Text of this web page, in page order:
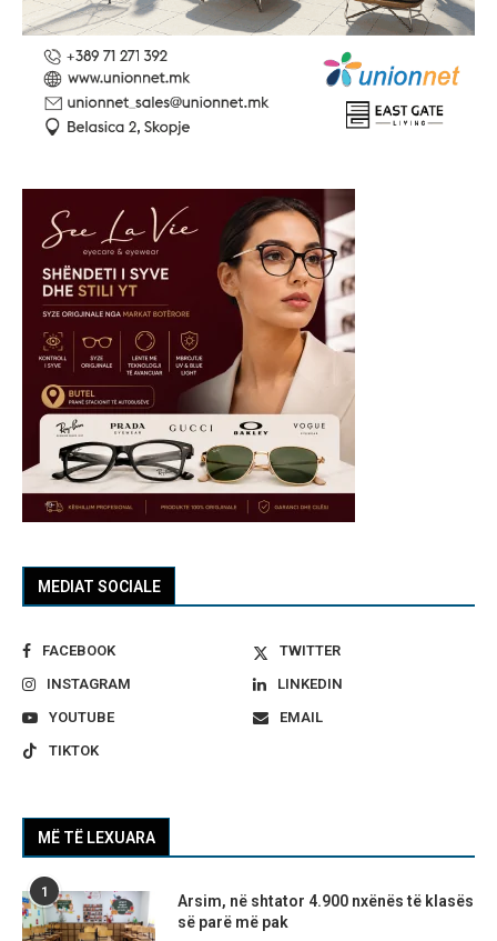
MEDIAT SOCIALE
FACEBOOK
TWITTER
INSTAGRAM
LINKEDIN
YOUTUBE
EMAIL
TIKTOK
MË TË LEXUARA
1
Arsim, në shtator 4.900 nxënës të klasës
së parë më pak